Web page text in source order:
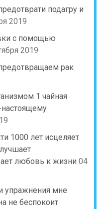
подагру и
2019
с помощью
2019
рак
1 чайная
1000 лет исцеляет
любовь к жизни 04
упражнения мне
не беспокоит